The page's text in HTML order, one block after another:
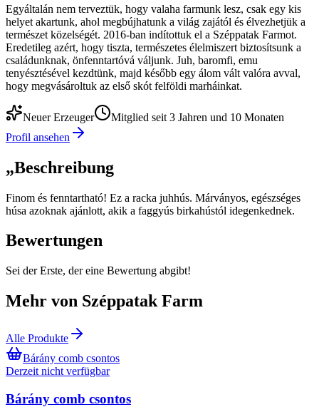
Egyáltalán nem terveztük, hogy valaha farmunk lesz, csak egy kis
helyet akartunk, ahol megbújhatunk a világ zajától és élvezhetjük a
természet közelségét. 2016-ban indítottuk el a Széppatak Farmot.
Eredetileg azért, hogy tiszta, természetes élelmiszert biztosítsunk a
családunknak, önfenntartóvá váljunk. Juh, baromfi, emu
tenyésztésével kezdtünk, majd később egy álom vált valóra avval,
hogy megvásároltuk az első skót felföldi marháinkat.
Neuer Erzeuger
Mitglied seit 3 Jahren und 10 Monaten
Profil ansehen
„Beschreibung
Finom és fenntartható! Ez a racka juhhús. Márványos, egészséges
húsa azoknak ajánlott, akik a faggyús birkahústól idegenkednek.
Bewertungen
Sei der Erste, der eine Bewertung abgibt!
Mehr von Széppatak Farm
Alle Produkte
Bárány comb csontos
Derzeit nicht verfügbar
Bárány comb csontos